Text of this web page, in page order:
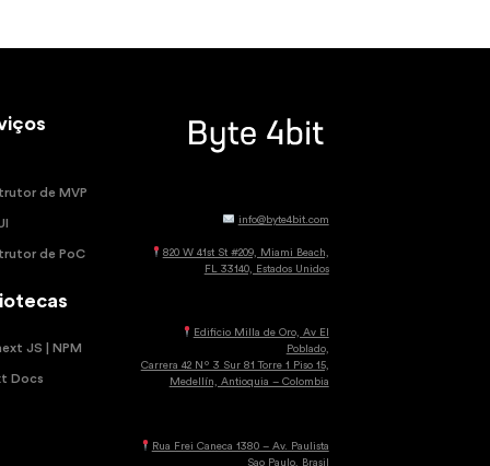
de MVP
de PoC
JS | NPM
Docs
info@byte4bit.com
820 W 41st St #209, Miami Beach,
FL 33140, Estados Unidos
Edificio Milla de Oro, Av El
Poblado,
Carrera 42 Nº 3 Sur 81 Torre 1 Piso 15,
Medellín, Antioquia – Colombia
Rua Frei Caneca 1380 – Av. Paulista
Sao Paulo, Brasil